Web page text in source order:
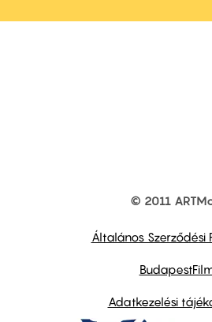
© 2011
Általános Szerződési
Adatkezelési